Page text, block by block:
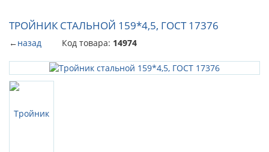
ТРОЙНИК СТАЛЬНОЙ 159*4,5, ГОСТ 17376
←назад Код товара: 14974